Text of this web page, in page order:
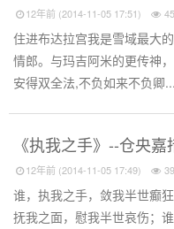
12年前 (2014-11-05 17:51)
住进布达拉宫我是雪域最大
情郎。与玛吉阿米的更传神
安得双全法,不负如来不负卿
《执我之手》--仓央嘉
12年前 (2014-11-05 17:49)
谁，执我之手，敛我半世癫
抚我之面，慰我半世哀伤；